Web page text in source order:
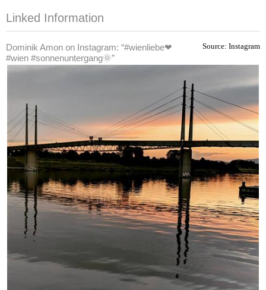
Linked Information
Source: Instagram
Dominik Amon on Instagram: “#wienliebe❤
#wien #sonnenuntergang🌞”